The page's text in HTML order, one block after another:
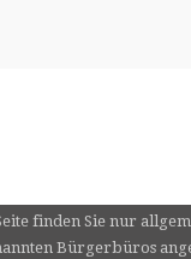
finden Sie nur
Bürgerbüros